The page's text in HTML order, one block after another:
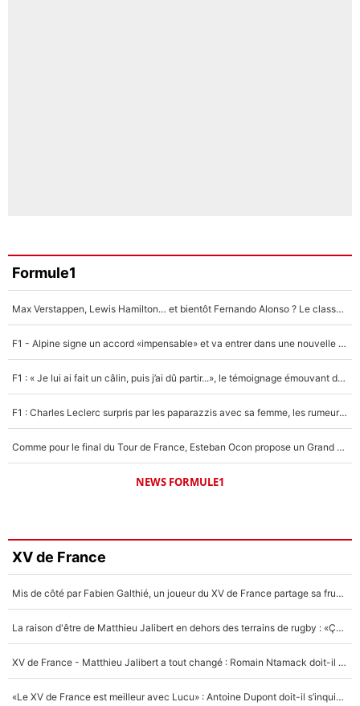
Formule1
Max Verstappen, Lewis Hamilton… et bientôt Fernando Alonso ? Le classement des pilotes les mieux payés en Formule 1 risque de changer !
F1 - Alpine signe un accord «impensable» et va entrer dans une nouvelle dimension : Grande nouvelle pour Pierre Gasly !
F1 : « Je lui ai fait un câlin, puis j’ai dû partir...», le témoignage émouvant de Max Verstappen sur sa fille
F1 : Charles Leclerc surpris par les paparazzis avec sa femme, les rumeurs étaient vraies !
Comme pour le final du Tour de France, Esteban Ocon propose un Grand Prix de Formule 1 à Paris : «Autour de l’Arc de Triomphe, ce serait génial» !
NEWS FORMULE1
XV de France
Mis de côté par Fabien Galthié, un joueur du XV de France partage sa frustration : «ils ne me l’ont pas dit tout de suite»
La raison d'être de Matthieu Jalibert en dehors des terrains de rugby : «Ça m'atteint autant que si tu touches à un membre de ma famille»
XV de France - Matthieu Jalibert a tout changé : Romain Ntamack doit-il s’inquiéter pour sa place à un an de la Coupe du monde ?
«Le XV de France est meilleur avec Lucu» : Antoine Dupont doit-il s’inquiéter pour sa place ?